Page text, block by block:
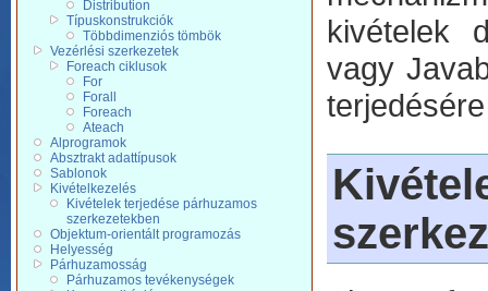
Distribution
Típuskonstrukciók
Többdimenziós tömbök
Vezérlési szerkezetek
Foreach ciklusok
For
Forall
Foreach
Ateach
Alprogramok
Absztrakt adattípusok
Sablonok
Kivételkezelés
Kivételek terjedése párhuzamos
szerkezetekben
Objektum-orientált programozás
Helyesség
Párhuzamosság
Párhuzamos tevékenységek
kivételek
vagy